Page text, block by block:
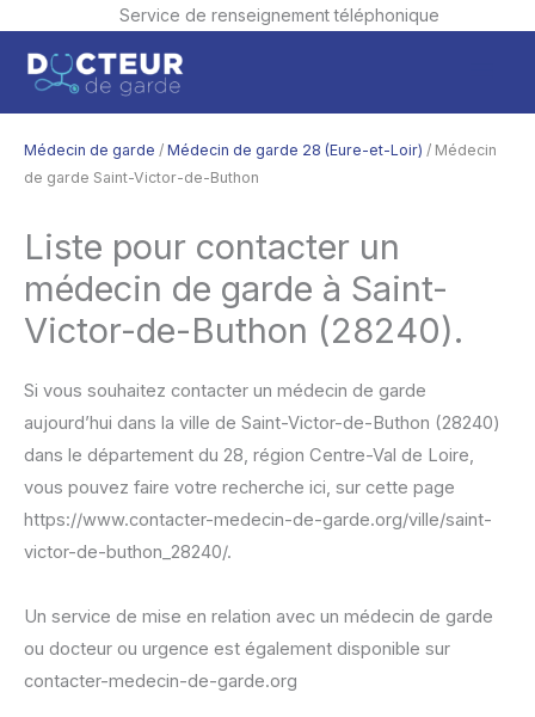
Service de renseignement téléphonique
contenu
Médecin de garde / Médecin de garde 28 (Eure-et-Loir) / Médecin
de garde Saint-Victor-de-Buthon
Liste pour contacter un
médecin de garde à Saint-
Victor-de-Buthon (28240).
Si vous souhaitez contacter un médecin de garde
aujourd’hui dans la ville de Saint-Victor-de-Buthon (28240)
dans le département du 28, région Centre-Val de Loire,
vous pouvez faire votre recherche ici, sur cette page
https://www.contacter-medecin-de-garde.org/ville/saint-
victor-de-buthon_28240/.
Un service de mise en relation avec un médecin de garde
ou docteur ou urgence est également disponible sur
contacter-medecin-de-garde.org